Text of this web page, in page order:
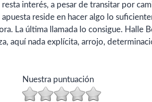
interés, a pesar de transitar por
reside en hacer algo lo
La última llamada lo consigue. Halle
aquí nada explícita, arrojo,
Nuestra puntuación